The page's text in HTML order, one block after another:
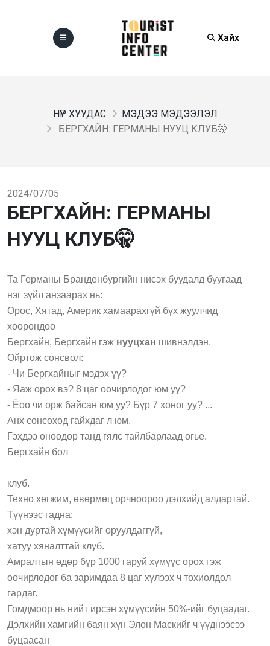
Хайх
НҮҮР ХУУДАС
МЭДЭЭ МЭДЭЭЛЭЛ
БЕРГХАЙН: ГЕРМАНЫ НУУЦ КЛУБ🤫
2024/07/05
БЕРГХАЙН: ГЕРМАНЫ
НУУЦ КЛУБ🤫
Та Германы Бранденбургийн нисэх буудалд буугаад
нэг зүйл анзаарах нь:
Орос, Хятад, Америк хамаарахгүй бүх жуулчид
хоорондоо
Бергхайн, Бергхайн гэж нууцхан шивнэлдэн.
Ойртож сонсвол:
- Чи Бергхайныг мэдэх үү?
- Яаж орох вэ? 8 цаг оочирлодог юм уу?
- Ёоо чи орж байсан юм уу? Бүр 7 хоног уу? ...
Анх сонсоход гайхдаг л юм.
Гэхдээ өнөөдөр танд гялс тайлбарлаад өгье.
Бергхайн бол
клуб.
Техно хөгжим, өвөрмөц орчноороо дэлхийд алдартай.
Түүнээс гадна:
хэн дуртай хүмүүсийг оруулдаггүй,
хатуу хяналттай клуб.
Амралтын өдөр бүр 1000 гаруй хүмүүс орох гэж
оочирлодог ба заримдаа 8 цаг хүлээх ч тохиолдол
гардаг.
Гомдмоор нь нийт ирсэн хүмүүсийн 50%-ийг буцаадаг.
Дэлхийн хамгийн баян хүн Элон Маскийг ч үүднээсээ
буцаасан